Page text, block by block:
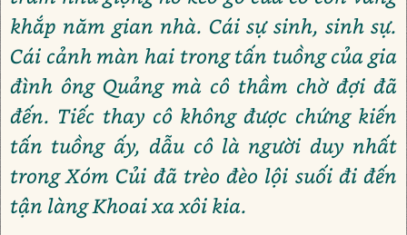
khắp năm gian nhà. Cái sự sinh, sinh sự.
Cái cảnh màn hai trong tấn tuồng của gia
đình ông Quảng mà cô thầm chờ đợi đã
đến. Tiếc thay cô không được chứng kiến
tấn tuồng ấy, dẫu cô là người duy nhất
trong Xóm Củi đã trèo đèo lội suối đi đến
tận làng Khoai xa xôi kia.